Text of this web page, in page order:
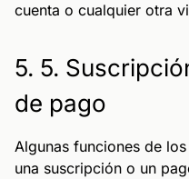
cuenta o cualquier otra
5. 5.
de pago
Algunas funciones de
una suscripción o un